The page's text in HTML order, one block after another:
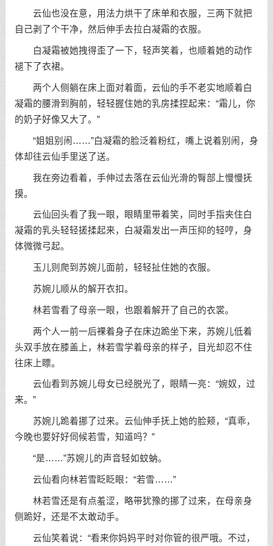
云仙也没在意，用法力烘干了床单和衣服，三两下就把
自己剥了个干净，然后伸手去拉白凝霜的衣服。
白凝霜被她拽得歪了一下，轻声笑着，也顺着她的动作
褪下了衣裙。
两个人侧躺在床上面对着面，云仙的手不老实地顺着白
凝霜的腰滑到胸前，轻轻握住她的乳房揉捏起来：“霜儿，你
的奶子好像又大了。”
“姐姐别闹……”白凝霜的脸泛着粉红，嘴上说着别闹，身
体却往云仙手里送了送。
我在旁边看着，手伸过去落在云仙光滑的臀部上慢慢抚
摸。
云仙回头看了我一眼，眼睛里带着笑，同时手指夹住白
凝霜的乳头轻轻搓揉起来，白凝霜发出一声压抑的轻哼，身
体微微弓起。
玉儿则爬到苏婉儿面前，轻轻扯住她的衣服。
苏婉儿顺从的解开衣扣。
林若雪看了母亲一眼，也跟着解开了自己的衣裳。
两个人一前一后裸着身子在床边跪坐下来，苏婉儿低着
头双手放在膝盖上，林若雪学着母亲的样子，目光却忍不住
往床上瞟。
云仙看到苏婉儿母女已经脱光了，眼睛一亮：“婉奴，过
来。”
苏婉儿跪着挪了过来。云仙伸手抚上她的脸颊，“真乖，
今晚也要好好伺候若雪，知道吗？”
“是……”苏婉儿的声音轻如蚊蚋。
云仙看向林若雪眨眨眼：“若雪……”
林若雪还是有点羞涩，略带犹豫的挪了过来，在母亲身
侧跪好，还是不太敢动手。
云仙笑着说：“看来你妈妈平时对你管的很严哦。不过，